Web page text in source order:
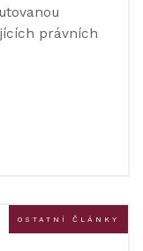
právních
OSTATNÍ ČLÁNKY